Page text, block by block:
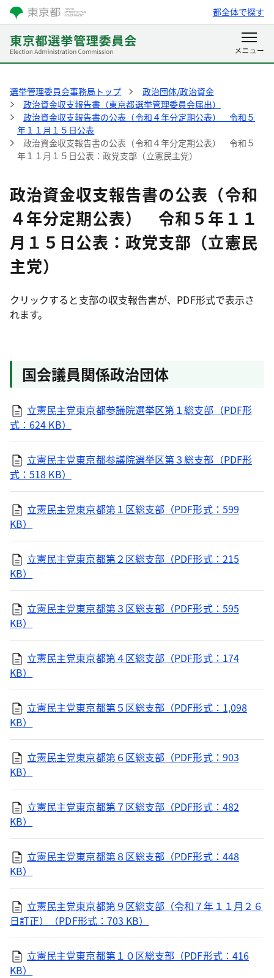
都全体で探す
選挙管理委員会事務局トップ
政治団体/政治資金
政治資金収支報告書（東京都選挙管理委員会届出）
政治資金収支報告書の公表（令和４年分定期公表） 令和５
年１１月１５日公表
政治資金収支報告書の公表（令和４年分定期公表） 令和５
年１１月１５日公表：政党支部（立憲民主党）
政治資金収支報告書の公表（令和
４年分定期公表） 令和５年１１
月１５日公表：政党支部（立憲民
主党）
クリックすると支部の収支報告書が、PDF形式で表示さ
れます。
国会議員関係政治団体
立憲民主党東京都参議院選挙区第１総支部（PDF形
式：624 KB）
立憲民主党東京都参議院選挙区第３総支部（PDF形
式：518 KB）
立憲民主党東京都第１区総支部（PDF形式：599
KB）
立憲民主党東京都第２区総支部（PDF形式：215
KB）
立憲民主党東京都第３区総支部（PDF形式：595
KB）
立憲民主党東京都第４区総支部（PDF形式：174
KB）
立憲民主党東京都第５区総支部（PDF形式：1,098
KB）
立憲民主党東京都第６区総支部（PDF形式：903
KB）
立憲民主党東京都第７区総支部（PDF形式：482
KB）
立憲民主党東京都第８区総支部（PDF形式：448
KB）
立憲民主党東京都第９区総支部（令和７年１１月２６
日訂正）（PDF形式：703 KB）
立憲民主党東京都第１０区総支部（PDF形式：416
KB）